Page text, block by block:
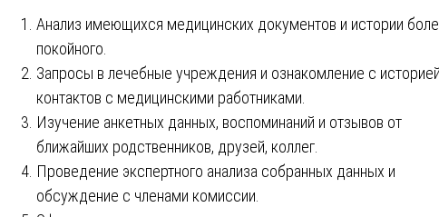
Анализ имеющихся медицинских документов и истории
покойного.
Запросы в лечебные учреждения и ознакомление с
контактов с медицинскими работниками.
Изучение анкетных данных, воспоминаний и отзывов от
ближайших родственников, друзей, коллег.
Проведение экспертного анализа собранных данных и
обсуждение с членами комиссии.